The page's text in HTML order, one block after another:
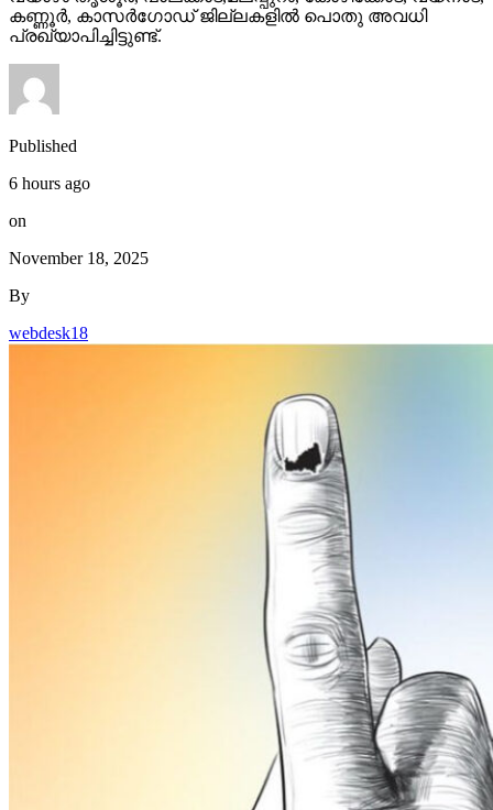
കണ്ണൂര്‍, കാസര്‍ഗോഡ് ജില്ലകളില്‍ പൊതു അവധി
പ്രഖ്യാപിച്ചിട്ടുണ്ട്.
Published
6 hours ago
on
November 18, 2025
By
webdesk18